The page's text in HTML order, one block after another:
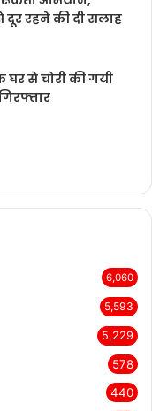
दूर रहने की दी सलाह
घर से चोरी की गयी
6,060
5,593
5,229
578
440